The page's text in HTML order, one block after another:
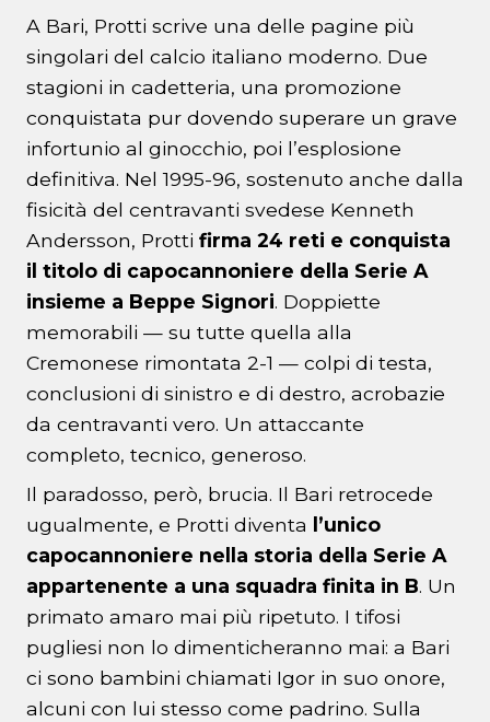
A Bari, Protti scrive una delle pagine più
singolari del calcio italiano moderno. Due
stagioni in cadetteria, una promozione
conquistata pur dovendo superare un grave
infortunio al ginocchio, poi l’esplosione
definitiva. Nel 1995-96, sostenuto anche dalla
fisicità del centravanti svedese Kenneth
Andersson, Protti firma 24 reti e conquista
il titolo di capocannoniere della Serie A
insieme a Beppe Signori. Doppiette
memorabili — su tutte quella alla
Cremonese rimontata 2-1 — colpi di testa,
conclusioni di sinistro e di destro, acrobazie
da centravanti vero. Un attaccante
completo, tecnico, generoso.
Il paradosso, però, brucia. Il Bari retrocede
ugualmente, e Protti diventa
l’unico
capocannoniere nella storia della Serie A
appartenente a una squadra finita in B. Un
primato amaro mai più ripetuto. I tifosi
pugliesi non lo dimenticheranno mai: a Bari
ci sono bambini chiamati Igor in suo onore,
alcuni con lui stesso come padrino. Sulla